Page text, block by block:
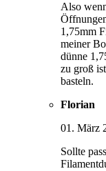
Also
1,75mm
meiner
dünne
zu groß
basteln.
Florian
01. März
Sollte